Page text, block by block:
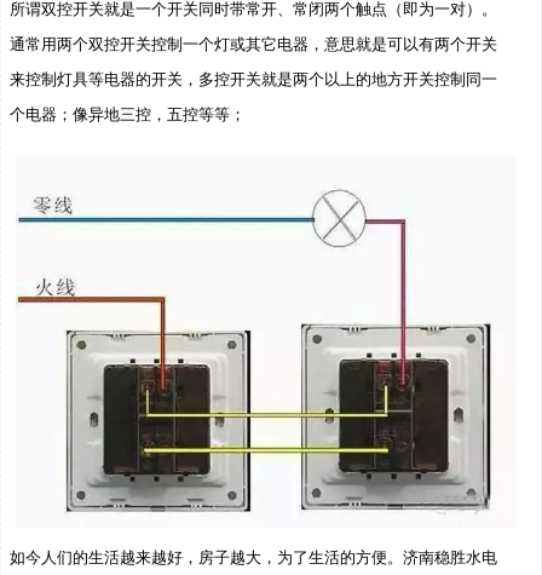
所谓双控开关就是一个开关同时带常开、常闭两个触点（即为一对）。
通常用两个双控开关控制一个灯或其它电器，意思就是可以有两个开关
来控制灯具等电器的开关，多控开关就是两个以上的地方开关控制同一
个电器；像异地三控，五控等等；
如今人们的生活越来越好，房子越大，为了生活的方便。济南稳胜水电